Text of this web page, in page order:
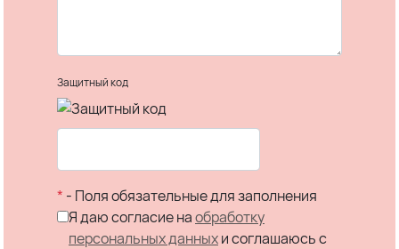
Защитный код
* - Поля обязательные для заполнения
Я даю согласие наобработку
персональных данныхи соглашаюсь c